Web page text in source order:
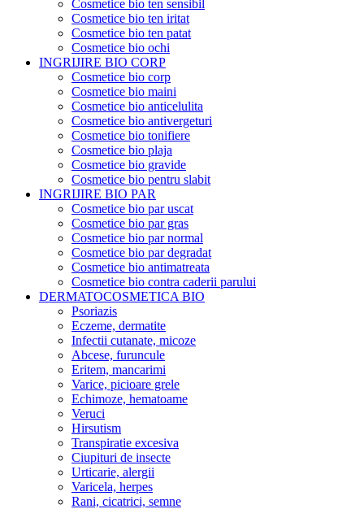
Cosmetice bio ten sensibil
Cosmetice bio ten iritat
Cosmetice bio ten patat
Cosmetice bio ochi
INGRIJIRE BIO CORP
Cosmetice bio corp
Cosmetice bio maini
Cosmetice bio anticelulita
Cosmetice bio antivergeturi
Cosmetice bio tonifiere
Cosmetice bio plaja
Cosmetice bio gravide
Cosmetice bio pentru slabit
INGRIJIRE BIO PAR
Cosmetice bio par uscat
Cosmetice bio par gras
Cosmetice bio par normal
Cosmetice bio par degradat
Cosmetice bio antimatreata
Cosmetice bio contra caderii parului
DERMATOCOSMETICA BIO
Psoriazis
Eczeme, dermatite
Infectii cutanate, micoze
Abcese, furuncule
Eritem, mancarimi
Varice, picioare grele
Echimoze, hematoame
Veruci
Hirsutism
Transpiratie excesiva
Ciupituri de insecte
Urticarie, alergii
Varicela, herpes
Rani, cicatrici, semne